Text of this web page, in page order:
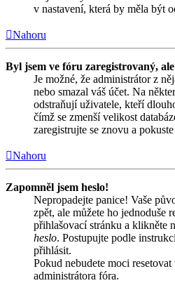
v nastavení, která by měla být
Nahoru
Byl jsem ve fóru zaregistrovaný,
Je možné, že administrátor z
nebo smazal váš účet. Na
odstraňují uživatele, kteří
čímž se zmenší velikost
zaregistrujte se znovu a
Nahoru
Zapomněl jsem heslo!
Nepropadejte panice! Vaše
zpět, ale můžete ho jednoduše
přihlašovací stránku a klikněte
heslo. Postupujte podle
přihlásit.
Pokud nebudete moci
administrátora fóra.